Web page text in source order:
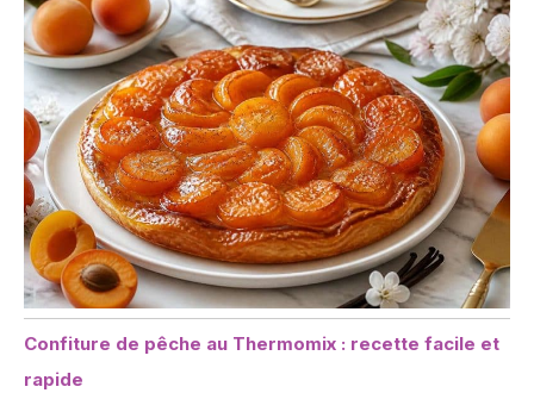
Confiture de pêche au Thermomix : recette facile et
rapide